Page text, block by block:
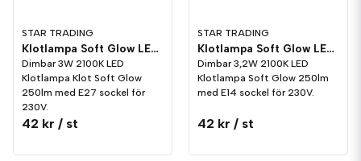
STAR TRADING
Klotlampa Soft Glow LED 250lm E27 2100K Dim
Dimbar 3W 2100K LED
Klotlampa Klot Soft Glow
250lm med E27 sockel för
230V.
42 kr / st
STAR TRADING
Klotlampa Soft Glow LED 250lm E14 2100K Dim
Dimbar 3,2W 2100K LED
Klotlampa Soft Glow 250lm
med E14 sockel för 230V.
42 kr / st